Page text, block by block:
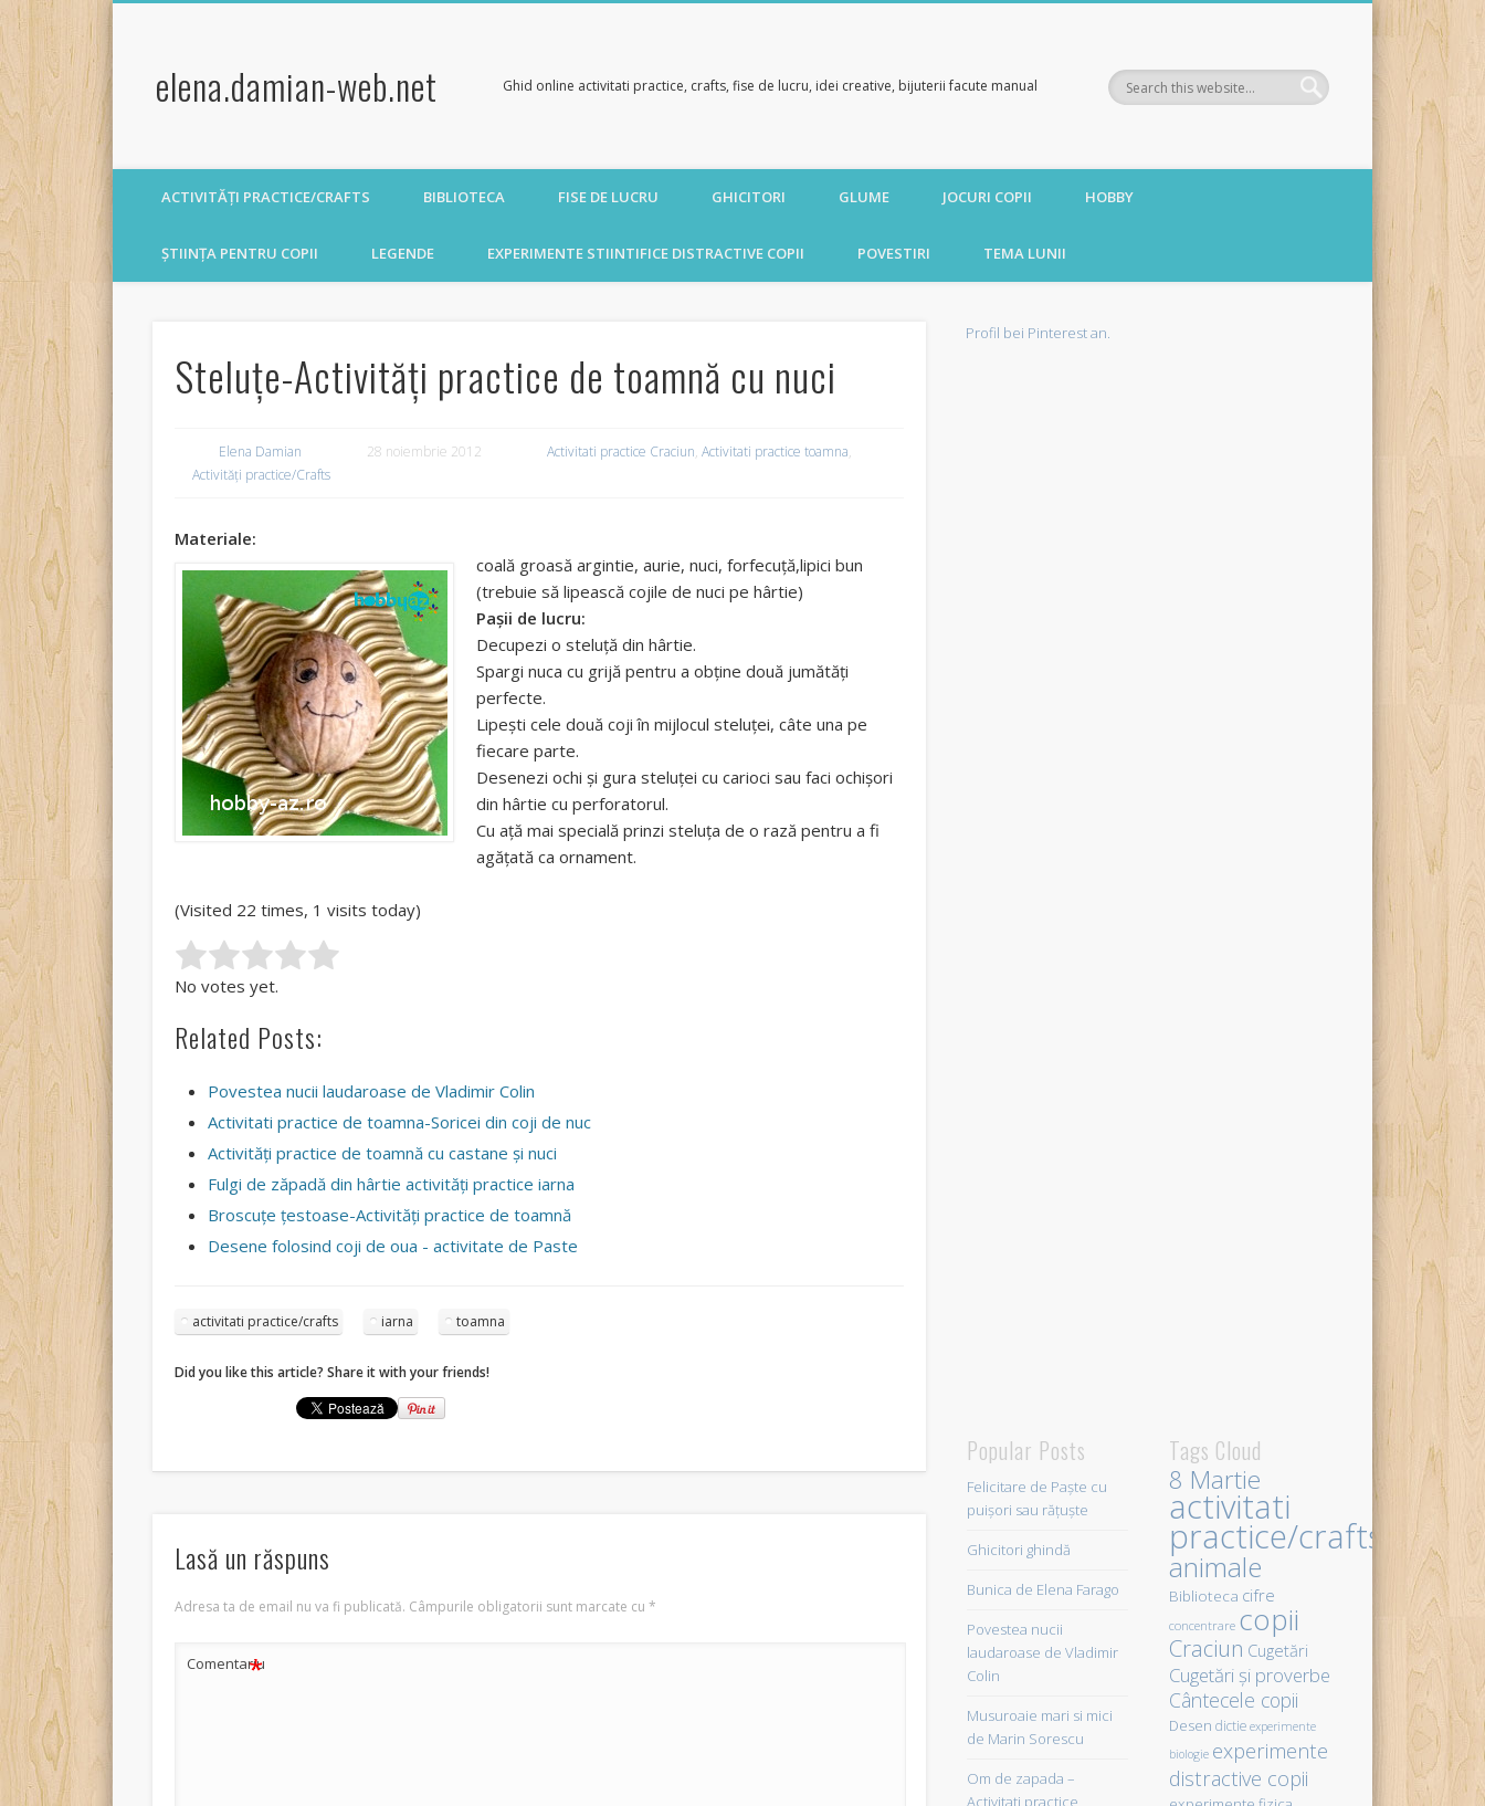
elena.damian-web.net Ghid online activitati practice, crafts, fise de lucru, idei creative, bijuterii facute manual
ACTIVITĂȚI PRACTICE/CRAFTS BIBLIOTECA FISE DE LUCRU GHICITORI GLUME JOCURI COPII HOBBY
ȘTIINȚA PENTRU COPII LEGENDE EXPERIMENTE STIINTIFICE DISTRACTIVE COPII POVESTIRI TEMA LUNII
Steluţe-Activităţi practice de toamnă cu nuci
Elena Damian 28 noiembrie 2012 Activitati practice Craciun,Activitati practice toamna,
Activități practice/Crafts
Materiale:
coală groasă argintie, aurie, nuci, forfecuţă,lipici bun
(trebuie să lipească cojile de nuci pe hârtie)
Paşii de lucru:
Decupezi o steluţă din hârtie.
Spargi nuca cu grijă pentru a obţine două jumătăţi
perfecte.
Lipeşti cele două coji în mijlocul steluţei, câte una pe
fiecare parte.
Desenezi ochi şi gura steluţei cu carioci sau faci ochişori
din hârtie cu perforatorul.
Cu aţă mai specială prinzi steluţa de o rază pentru a fi
agăţată ca ornament.
(Visited 22 times, 1 visits today)
Rate this item:
No votes yet.
Related Posts:
Povestea nucii laudaroase de Vladimir Colin
Activitati practice de toamna-Soricei din coji de nuc
Activităţi practice de toamnă cu castane şi nuci
Fulgi de zăpadă din hârtie activități practice iarna
Broscuţe ţestoase-Activităţi practice de toamnă
Desene folosind coji de oua - activitate de Paste
activitati practice/crafts iarna toamna
Did you like this article? Share it with your friends!
Lasă un răspuns
Adresa ta de email nu va fi publicată. Câmpurile obligatorii sunt marcate cu*
Comentariu
*
Profil bei Pinterest an.
Popular Posts
Felicitare de Paște cu
puișori sau rățuște
Ghicitori ghindă
Bunica de Elena Farago
Povestea nucii
laudaroase de Vladimir
Colin
Musuroaie mari si mici
de Marin Sorescu
Om de zapada –
Activitati practice
Tags Cloud
8 Martie
activitati
practice/crafts
animale
Biblioteca cifre
concentrare copii
Craciun Cugetări
Cugetări şi proverbe
Cântecele copii
Desen dictie experimente
biologie experimente
distractive copii